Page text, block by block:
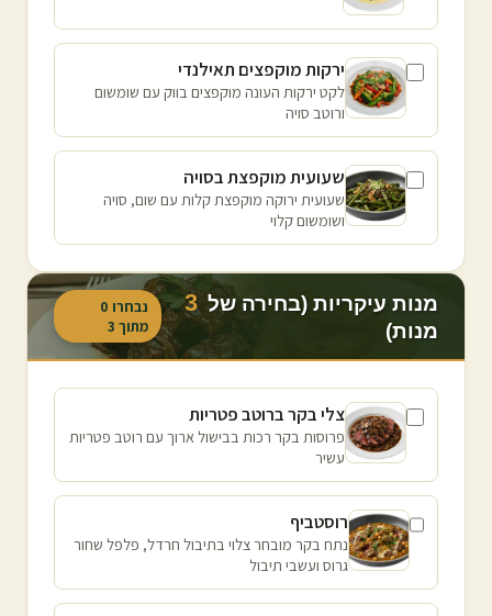
ירקות מוקפצים תאילנדי
לקט ירקות העונה מוקפצים בווק עם שומשום
ורוטב סויה
שעועית מוקפצת בסויה
שעועית ירוקה מוקפצת קלות עם שום, סויה
ושומשום קלוי
מנות עיקריות (בחירה של 3
מנות)
נבחרו 0
מתוך 3
צלי בקר ברוטב פטריות
פרוסות בקר רכות בבישול ארוך עם רוטב פטריות
עשיר
רוסטביף
נתח בקר מובחר צלוי בתיבול חרדל, פלפל שחור
גרוס ועשבי תיבול